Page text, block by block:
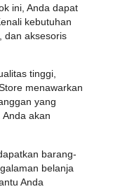
ini, Anda dapat
kebutuhan
dan aksesoris
tinggi,
menawarkan
yang
akan
barang-
belanja
Anda